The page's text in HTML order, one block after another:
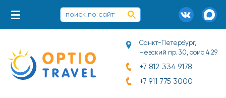
Санкт-Петербург,
Невский пр. 30, офис 4.29
+7 812 334 9178
+7 911 775 3000